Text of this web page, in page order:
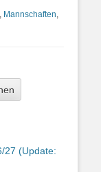
, Mannschaften,
27 (Update: